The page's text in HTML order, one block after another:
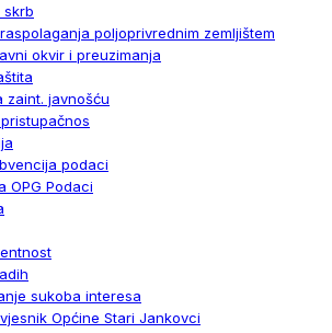
skrb
poljoprivrednim zemljištem
okvir i preuzimanja
zaint. javnošću
podaci
OPG Podaci
sukoba interesa
Općine Stari Jankovci